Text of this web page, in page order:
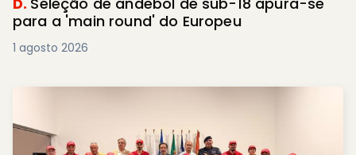
para a 'main round' do Europeu
1 agosto 2026